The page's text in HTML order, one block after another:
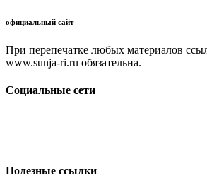
официальный сайт
При перепечатке любых материалов
www.sunja-ri.ru обязательна.
Социальные сети
Полезные ссылки